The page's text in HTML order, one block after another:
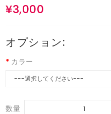
¥3,000
オプション:
カラー
数量